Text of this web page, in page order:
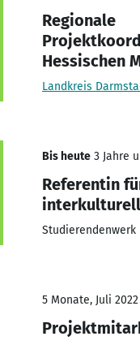
Regionale
Hessischen
Landkreis
Bis heute 3 Jahre
Referentin
Studierendenwerk
5 Monate, Juli